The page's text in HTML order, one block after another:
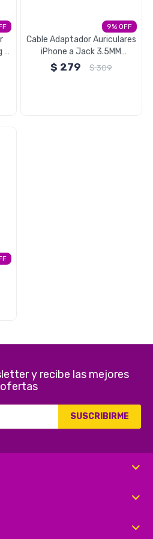
-
9
Cable Adaptador Auriculares
iPhone a Jack 3.5MM
Foneng
$ 279 $309
y recibe las mejores
ofertas
SUSCRIBIRME
electrodomésticos
y Tiempo Libre